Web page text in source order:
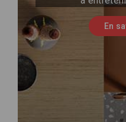
En